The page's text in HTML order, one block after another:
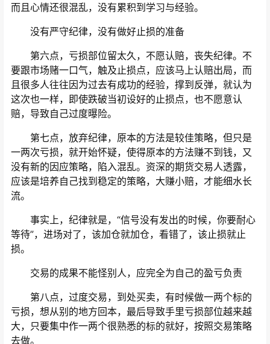
而且心情还很混乱，没有累积到学习与经验。
没有严守纪律，没有做好止损的准备
第六点，亏损部位留太久，不愿认赔，丧失纪律。不
要跟市场赌一口气，触及止损点，应该马上认赔出局，而
且很多人往往因为过去有成功的经验，撑到反弹，就认为
这次也一样，即使跌破当初设好的止损点，也不愿意认
赔，导致自己过度曝险。
第七点，放弃纪律，原本的方法是较佳策略，但只是
一两次亏损，就开始怀疑，使得原本的方法赚不到钱，又
没有新的因应策略，陷入混乱。资深的期货交易人透露，
应该是培养自己找到稳定的策略，大赚小赔，才能细水长
流。
事实上，纪律就是，“信号没有发出的时候，你要耐心
等待”，进场对了，该加仓就加仓，看错了，该止损就止
损。
交易的成果不能怪别人，应完全为自己的盈亏负责
第八点，过度交易，到处买卖，有时候做一两个标的
亏损，想从别的地方回本，最后导致手里亏损部位越来越
大，只要集中作一两个很熟悉的标的就好，按照交易策略
去做。